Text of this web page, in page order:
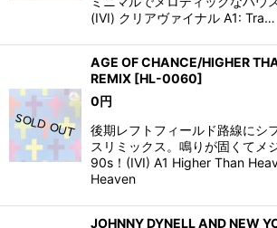
(IVI) クリアヴァイナル A1: Tra…
AGE OF CHANCE/HIGHER
REMIX [HL-0060]
0円
後期レフトフィールド路線にシ
スリミックス。鳴りが固くてメ
90s！(IVI) A1 Higher Than
Heaven
JOHNNY DYNELL AND NEW